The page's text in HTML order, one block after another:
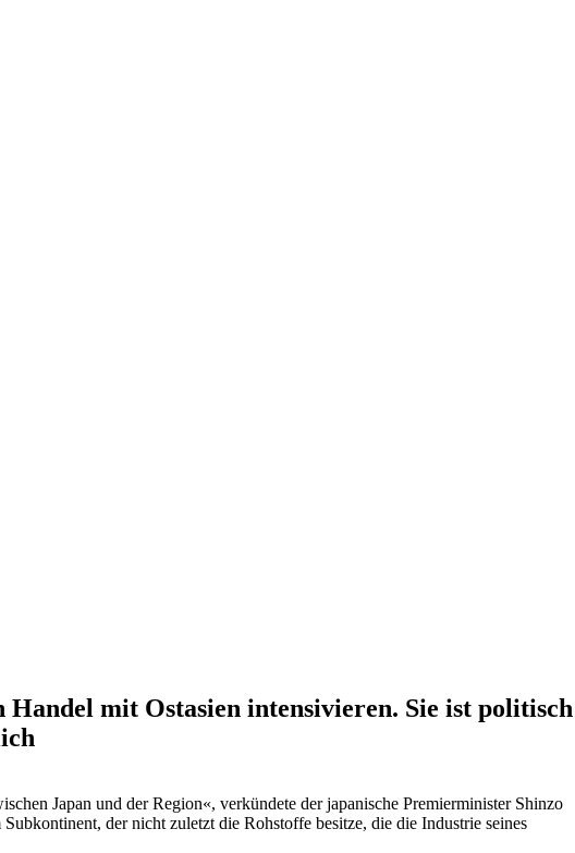
mit Ostasien intensivieren. Sie ist politisch
Japan und der Region«, verkündete der japanische Premierminister Shinzo
der nicht zuletzt die Rohstoffe besitze, die die Industrie seines